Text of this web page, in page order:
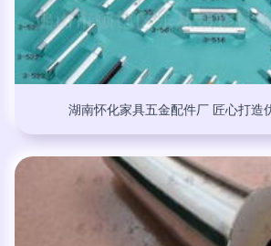
湖南怀化家具五金配件厂 匠心打造